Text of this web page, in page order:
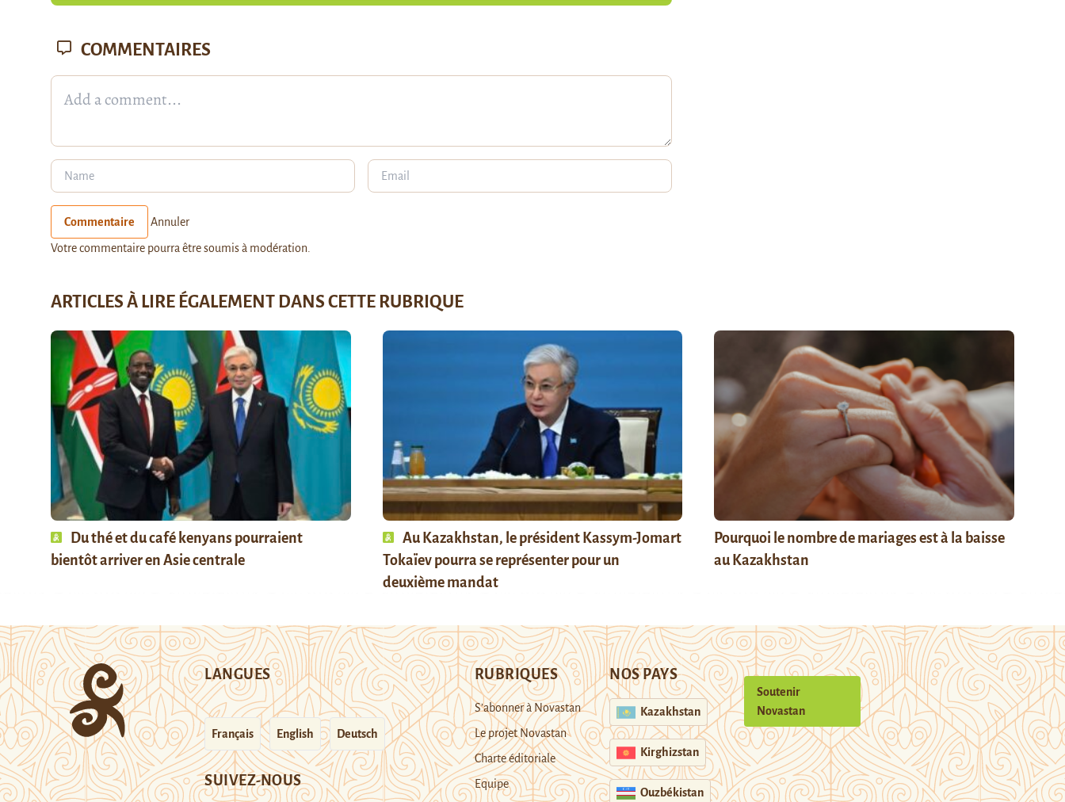
COMMENTAIRES
Commentaire Annuler
Votre commentaire pourra être soumis à modération.
ARTICLES À LIRE ÉGALEMENT DANS CETTE RUBRIQUE
Du thé et du café kenyans pourraient
bientôt arriver en Asie centrale
Au Kazakhstan, le président Kassym-Jomart
Tokaïev pourra se représenter pour un
deuxième mandat
Pourquoi le nombre de mariages est à la baisse
au Kazakhstan
LANGUES
Français English Deutsch
SUIVEZ-NOUS
RUBRIQUES
S’abonner à Novastan
Le projet Novastan
Charte éditoriale
Equipe
NOS PAYS
Kazakhstan
Kirghizstan
Ouzbékistan
Soutenir
Novastan